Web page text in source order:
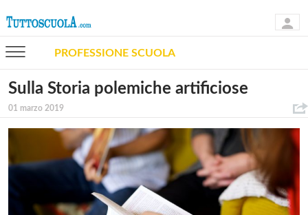
PROFESSIONE SCUOLA
Sulla Storia polemiche artificiose
01 marzo 2019